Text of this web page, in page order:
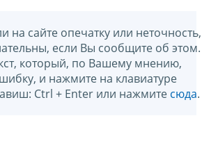
на сайте опечатку или неточность,
если Вы сообщите об этом.
который, по Вашему мнению,
и нажмите на клавиатуре
Ctrl + Enter или нажмите сюда.